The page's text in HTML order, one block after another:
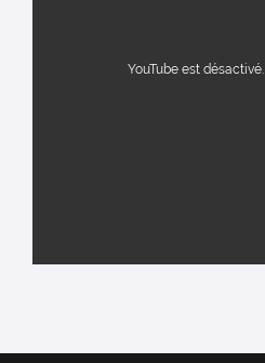
YouTube est désactivé.